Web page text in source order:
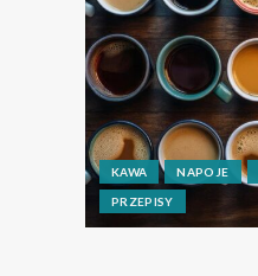
KAWA NAPOJE
PRZEPISY